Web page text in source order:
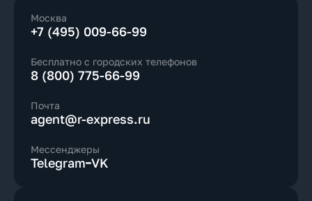
Москва
+7 (495) 009-66-99
Бесплатно с городских телефонов
8 (800) 775-66-99
Почта
agent@r-express.ru
Мессенджеры
Telegram VK